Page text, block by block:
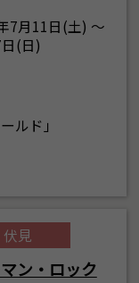
7月11日(土) ～
(日)
ルド」
見
ン・ロック